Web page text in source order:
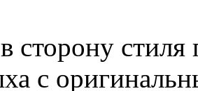
сторону
с